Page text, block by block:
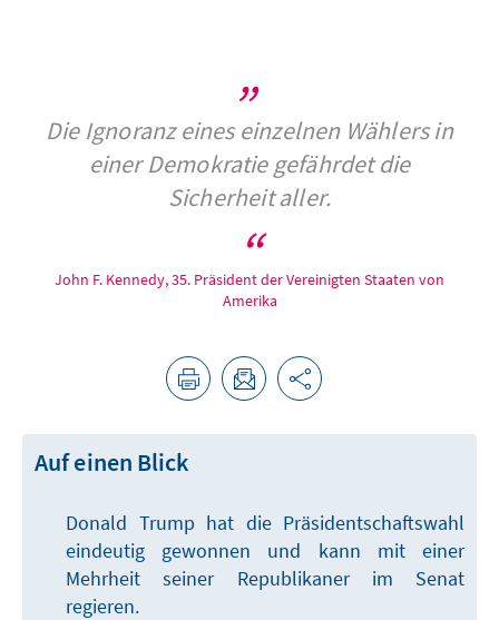
Die Ignoranz eines einzelnen Wählers in
einer Demokratie gefährdet die
Sicherheit aller.
John F. Kennedy, 35. Präsident der Vereinigten Staaten von
Amerika
Auf einen Blick
Donald Trump hat die Präsidentschaftswahl
eindeutig gewonnen und kann mit einer
Mehrheit seiner Republikaner im Senat
regieren.